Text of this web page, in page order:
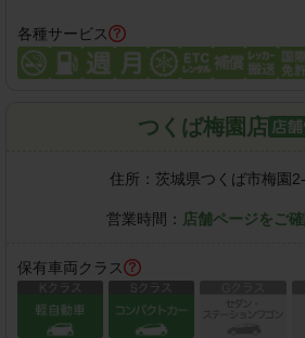
各種サービス
つくば梅園店
住所： 茨城県つくば市梅園
営業時間： 店舗ページをご
保有車両クラス